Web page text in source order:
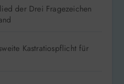
der Drei Fragezeichen
Kastratiospflicht für